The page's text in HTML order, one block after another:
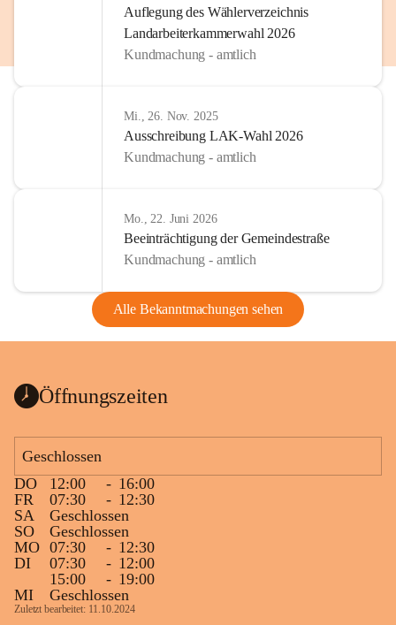
Auflegung des Wählerverzeichnis
Landarbeiterkammerwahl 2026
Kundmachung - amtlich
Mi., 26. Nov. 2025
Ausschreibung LAK-Wahl 2026
Kundmachung - amtlich
Mo., 22. Juni 2026
Beeinträchtigung der Gemeindestraße
Kundmachung - amtlich
Alle Bekanntmachungen sehen
Öffnungszeiten
Geschlossen
DO
12:00 - 16:00
FR
07:30 - 12:30
SA
Geschlossen
SO
Geschlossen
MO 07:30 - 12:30
DI
07:30 - 12:00
15:00
- 19:00
MI
Geschlossen
Zuletzt bearbeitet: 11.10.2024